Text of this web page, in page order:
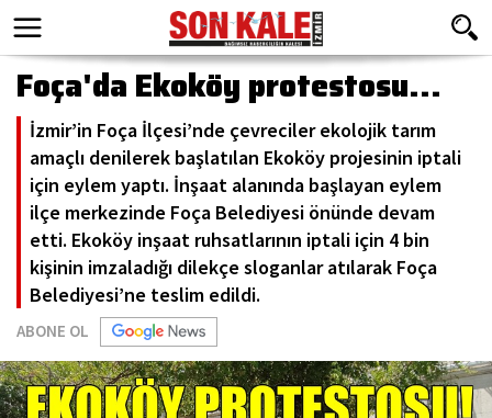
Foça'da Ekoköy protestosu...
İzmir’in Foça İlçesi’nde çevreciler ekolojik tarım
amaçlı denilerek başlatılan Ekoköy projesinin iptali
için eylem yaptı. İnşaat alanında başlayan eylem
ilçe merkezinde Foça Belediyesi önünde devam
etti. Ekoköy inşaat ruhsatlarının iptali için 4 bin
kişinin imzaladığı dilekçe sloganlar atılarak Foça
Belediyesi’ne teslim edildi.
ABONE OL